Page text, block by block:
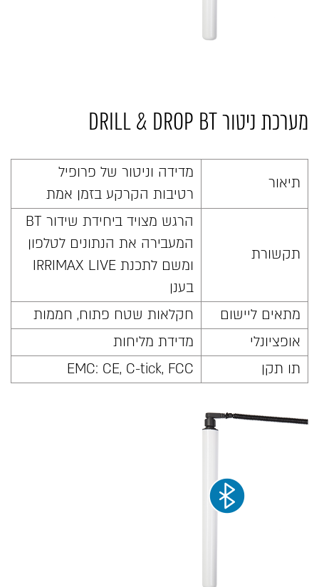
מערכת ניטור DRILL & DROP BT
תיאור
מדידה וניטור של פרופיל
רטיבות הקרקע בזמן אמת
תקשורת
הרגש מצויד ביחידת שידור BT
המעבירה את הנתונים לטלפון
ומשם לתכנת IRRIMAX LIVE
בענן
מתאים ליישום
חקלאות שטח פתוח, חממות
אופציונלי
מדידת מליחות
תו תקן
EMC: CE, C-tick, FCC